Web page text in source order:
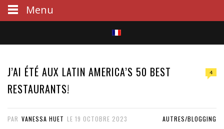
S
c
J’AI ÉTÉ AUX LATIN AMERICA’S 50 BEST
RESTAURANTS!
4
PAR VANESSA HUET LE 19 OCTOBRE 2023 AUTRES/BLOGGING
Menu